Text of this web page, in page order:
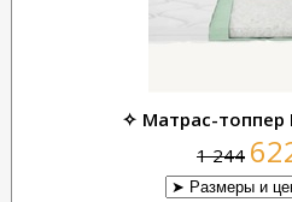
✧ Матрас-топпер
1 244